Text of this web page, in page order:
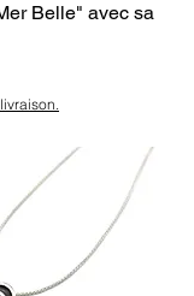
Belle" avec sa